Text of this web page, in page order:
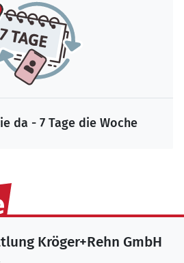
da - 7 Tage die Woche
Kröger+Rehn GmbH